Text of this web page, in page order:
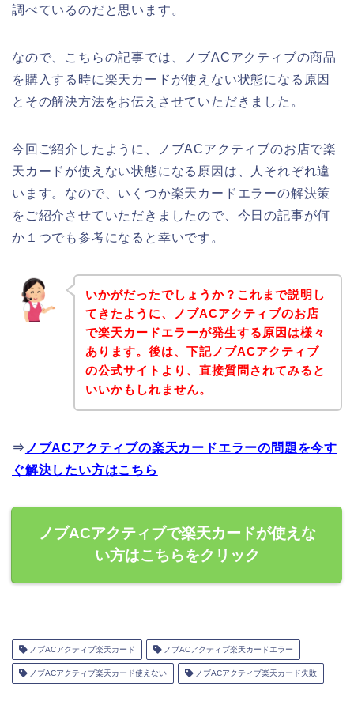
調べているのだと思います。
なので、こちらの記事では、ノブACアクティブの商品
を購入する時に楽天カードが使えない状態になる原因
とその解決方法をお伝えさせていただきました。
今回ご紹介したように、ノブACアクティブのお店で楽
天カードが使えない状態になる原因は、人それぞれ違
います。なので、いくつか楽天カードエラーの解決策
をご紹介させていただきましたので、今日の記事が何
か１つでも参考になると幸いです。
いかがだったでしょうか？これまで説明し
てきたように、ノブACアクティブのお店
で楽天カードエラーが発生する原因は様々
あります。後は、下記ノブACアクティブ
の公式サイトより、直接質問されてみると
いいかもしれません。
⇒ ノブACアクティブの楽天カードエラーの問題を今す
ぐ解決したい方はこちら
ノブACアクティブで楽天カードが使えな
い方はこちらをクリック
ノブACアクティブ楽天カード ノブACアクティブ楽天カードエラー
ノブACアクティブ楽天カード使えない ノブACアクティブ楽天カード失敗